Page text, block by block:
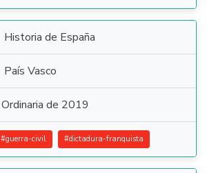
Historia de España
País Vasco
Ordinaria de 2019
#guerra-civil #dictadura-franquista